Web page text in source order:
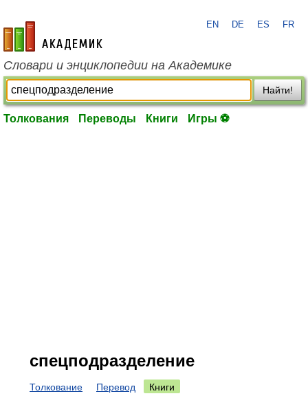
academic.ru
EN DE ES FR
Словари и энциклопедии на Академике
Найти!
Толкования Переводы Книги Игры ⚽
спецподразделение
Толкование Перевод
Книги